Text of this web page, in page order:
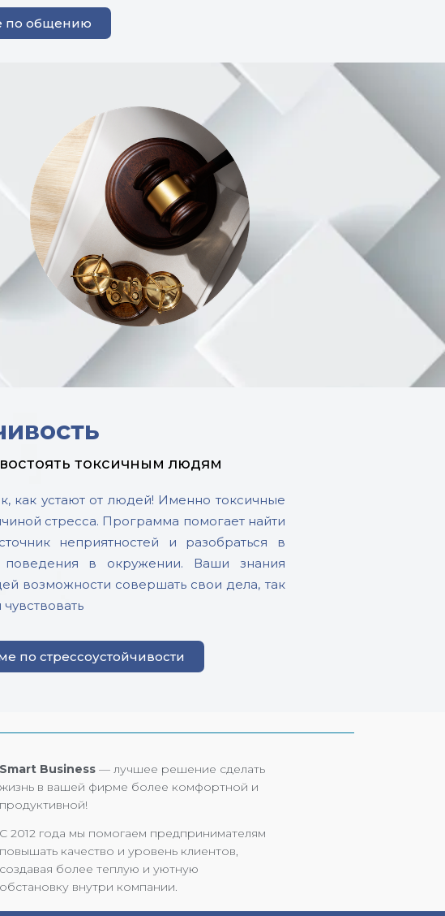
по общению
токсичным людям
как устают от людей! Именно токсичные
стресса. Программа помогает найти
неприятностей и разобраться в
поведения в окружении. Ваши знания
возможности совершать свои дела, так
по стрессоустойчивости
Smart Business— лучшее решение сделать
жизнь в вашей фирме более комфортной и
продуктивной!
С 2012 года мы помогаем предпринимателям
повышать качество и уровень клиентов,
создавая более теплую и уютную
обстановку внутри компании.